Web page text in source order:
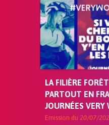
LA FILIÈRE
PARTOUT EN
JOURNÉES
Emission du 20/07/